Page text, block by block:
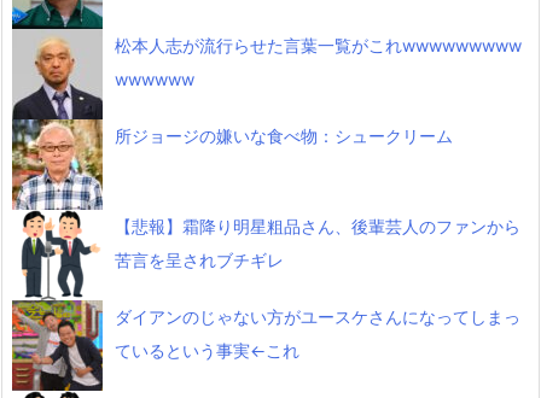
松本人志が流行らせた言葉一覧がこれwwwwwwwww
wwwwww
所ジョージの嫌いな食べ物：シュークリーム
【悲報】霜降り明星粗品さん、後輩芸人のファンから
苦言を呈されブチギレ
ダイアンのじゃない方がユースケさんになってしまっ
ているという事実←これ